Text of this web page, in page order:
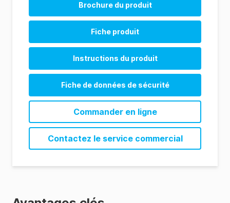
Brochure du produit
Allergen Product Range (CN)
Fiche produit
AlerTox ELISA Product Sheet (ES)
Instructions du produit
AlerTox ELISA Crustacean Instructions (ES)
Fiche de données de sécurité
Commander en ligne
Contactez le service commercial